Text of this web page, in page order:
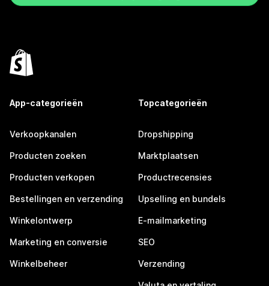
App-categorieën
Verkoopkanalen
Producten zoeken
Producten verkopen
Bestellingen en verzending
Winkelontwerp
Marketing en conversie
Winkelbeheer
Topcategorieën
Dropshipping
Marktplaatsen
Productrecensies
Upselling en bundels
E-mailmarketing
SEO
Verzending